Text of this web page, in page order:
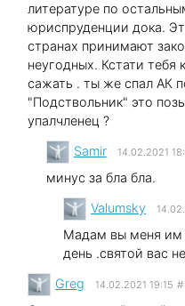
литературе по
юриспруденции дока.
странах принимают
неугодных. Кстати
сажать . ты же спал АК
"Подствольник" это
упалчленец ?
Samir 14.02.2021
минус за бла бла.
Valumsky
Мадам вы меня им
день .святой вас
Greg 14.02.2021 19:15 #